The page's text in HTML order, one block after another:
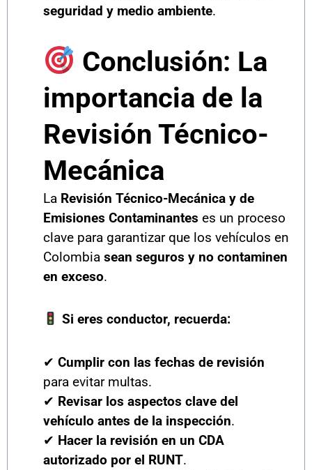
seguridad y medio ambiente.
Conclusión: La
importancia de la
Revisión Técnico-
Mecánica
La Revisión Técnico-Mecánica y de
Emisiones Contaminantes es un proceso
clave para garantizar que los vehículos en
Colombia sean seguros y no contaminen
en exceso.
Si eres conductor, recuerda:
✔ Cumplir con las fechas de revisión
para evitar multas.
✔ Revisar los aspectos clave del
vehículo antes de la inspección.
✔ Hacer la revisión en un CDA
autorizado por el RUNT.